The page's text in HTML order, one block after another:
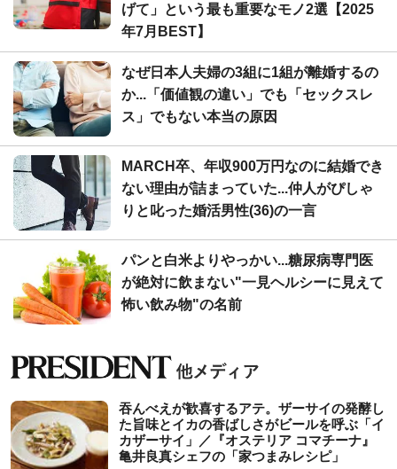
げて」という最も重要なモノ2選【2025
年7月BEST】
なぜ日本人夫婦の3組に1組が離婚するの
か...「価値観の違い」でも「セックスレ
ス」でもない本当の原因
MARCH卒、年収900万円なのに結婚でき
ない理由が詰まっていた...仲人がぴしゃ
りと叱った婚活男性(36)の一言
パンと白米よりやっかい...糖尿病専門医
が絶対に飲まない"一見ヘルシーに見えて
怖い飲み物"の名前
吞んべえが歓喜するアテ。ザーサイの発酵し
た旨味とイカの香ばしさがビールを呼ぶ「イ
カザーサイ」／『オステリア コマチーナ』
⻲井良真シェフの「家つまみレシピ」